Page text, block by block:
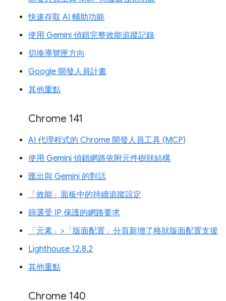
快速存取 AI 輔助功能
使用 Gemini 偵錯完整效能追蹤記錄
切換導覽匣方向
Google 開發人員計畫
其他重點
Chrome 141
AI 代理程式的 Chrome 開發人員工具 (MCP)
使用 Gemini 偵錯網路依附元件樹狀結構
匯出與 Gemini 的對話
「效能」面板中的持續追蹤設定
篩選受 IP 保護的網路要求
「元素」>「版面配置」分頁新增了格狀版面配置支援
Lighthouse 12.8.2
其他重點
Chrome 140